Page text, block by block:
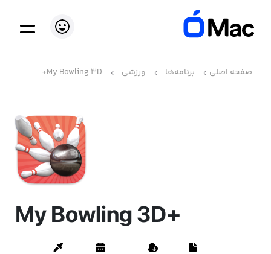
صفحه اصلی برنامه‌ها ورزشی My Bowling 3D+
My Bowling 3D+